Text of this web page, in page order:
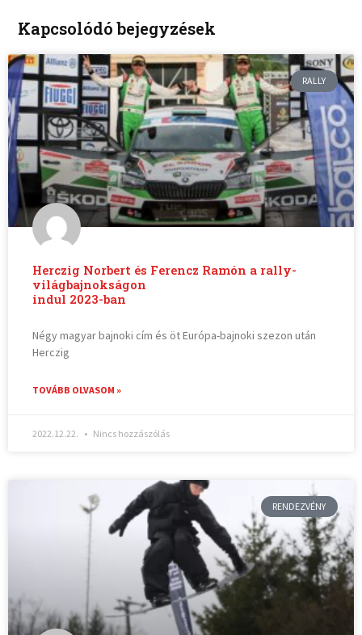
Kapcsolódó bejegyzések
RALLY
Herczig Norbert és Ferencz Ramón a rally-
világbajnokságon
indul 2023-ban
Négy magyar bajnoki cím és öt Európa-bajnoki szezon után
Herczig
TOVÁBB OLVASOM »
2022.12.22. Nincs hozzászólás
RENDEZVÉNY